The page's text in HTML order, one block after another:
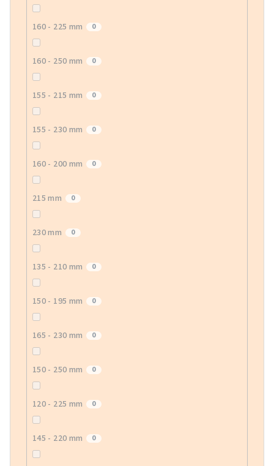
160 - 225 mm 0
160 - 250 mm 0
155 - 215 mm 0
155 - 230 mm 0
160 - 200 mm 0
215 mm 0
230 mm 0
135 - 210 mm 0
150 - 195 mm 0
165 - 230 mm 0
150 - 250 mm 0
120 - 225 mm 0
145 - 220 mm 0